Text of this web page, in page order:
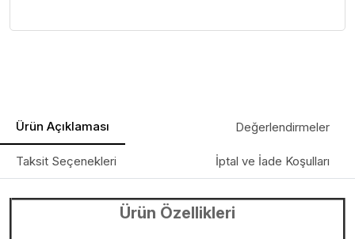
Ürün Açıklaması Değerlendirmeler
Taksit Seçenekleri İptal ve İade Koşulları
Ürün Özellikleri